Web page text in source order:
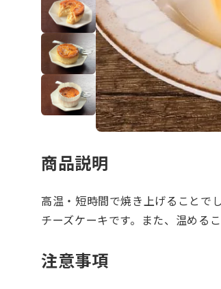
商品説明
高温・短時間で焼き上げることで
チーズケーキです。また、温める
注意事項